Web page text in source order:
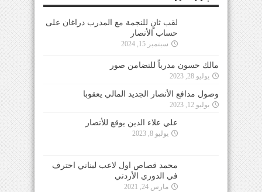
لقب ثانٍ للنجمة مع المدرب دراغان على
حساب الأنصار
سبتمبر 15, 2024
مالك حسون مدرباً للتضامن صور
يوليو 28, 2023
وصول مدافع الأنصار الجديد المالي يعقوبا
يوليو 12, 2023
علي علاء الدين يوقع للأنصار
يوليو 8, 2023
محمد قصاص اول لاعب لبناني احترف
في الدوري الأردني
مارس 24, 2021